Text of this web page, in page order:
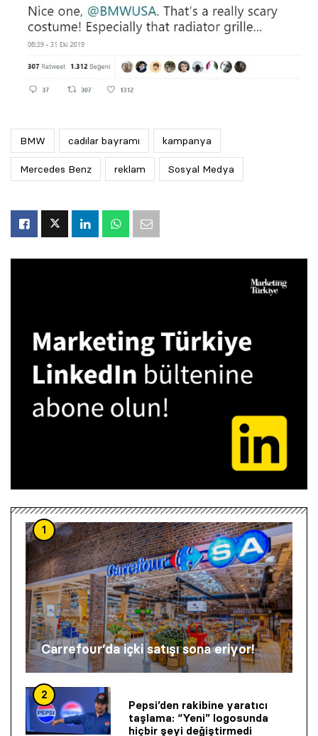
BMW cadılar bayramı kampanya
Mercedes Benz reklam Sosyal Medya
1
Carrefour’da içki satışı sona eriyor!
2
Pepsi’den rakibine yaratıcı
taşlama: “Yeni” logosunda
hiçbir şeyi değiştirmedi